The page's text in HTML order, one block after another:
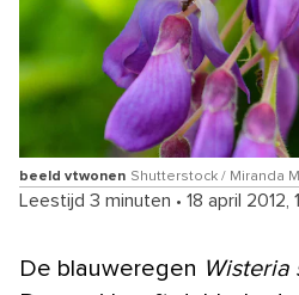
beeld vtwonen Shutterstock / Miranda
Leestijd 3 minuten • 18 april 2012,
De blauweregen Wisteria